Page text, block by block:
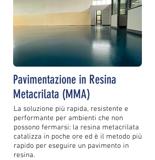
Pavimentazione in Resina
Metacrilata (MMA)
La soluzione più rapida, resistente e
performante per ambienti che non
possono fermarsi: la resina metacrilata
catalizza in poche ore ed è il metodo più
rapido per eseguire un pavimento in
resina.